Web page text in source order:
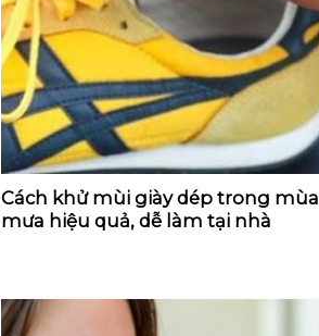
Cách khử mùi giày dép trong mùa
mưa hiệu quả, dễ làm tại nhà